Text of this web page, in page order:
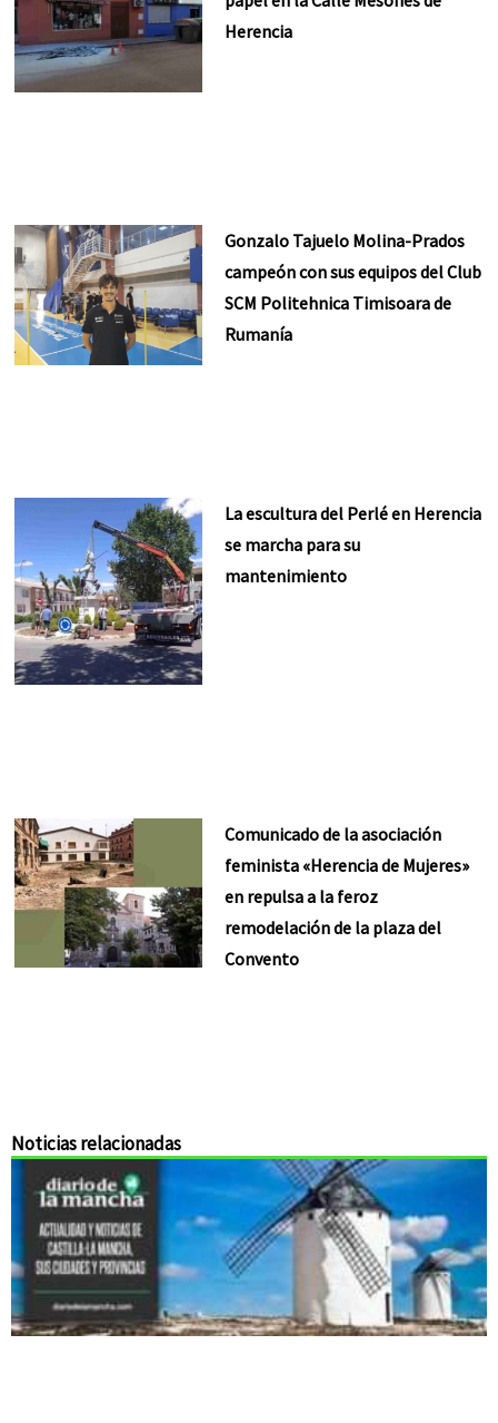
Herencia
Gonzalo Tajuelo Molina-Prados
campeón con sus equipos del Club
SCM Politehnica Timisoara de
Rumanía
La escultura del Perlé en Herencia
se marcha para su
mantenimiento
Comunicado de la asociación
feminista «Herencia de Mujeres»
en repulsa a la feroz
remodelación de la plaza del
Convento
Noticias relacionadas